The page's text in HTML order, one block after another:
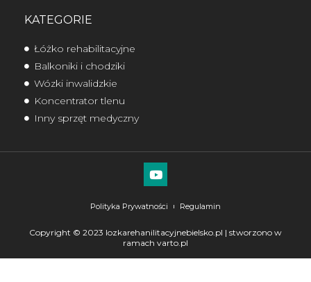
KATEGORIE
Łóżko rehabilitacyjne
Balkoniki i chodziki
Wózki inwalidzkie
Koncentrator tlenu
Inny sprzęt medyczny
Copyright © 2023 lozkarehanilitacyjnebielsko.pl | stworzono w
ramach varto.pl
Polityka Prywatności Regulamin